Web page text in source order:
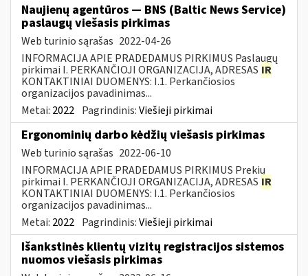
Naujienų agentūros — BNS (Baltic News Service)
paslaugų viešasis pirkimas
Web turinio sąrašas 2022-04-26
INFORMACIJA APIE PRADEDAMUS PIRKIMUS Paslaugų
pirkimai I. PERKANČIOJI ORGANIZACIJA, ADRESAS IR
KONTAKTINIAI DUOMENYS: I.1. Perkančiosios
organizacijos pavadinimas...
Metai: 2022 Pagrindinis:Viešieji pirkimai
Ergonominių darbo kėdžių viešasis pirkimas
Web turinio sąrašas 2022-06-10
INFORMACIJA APIE PRADEDAMUS PIRKIMUS Prekių
pirkimai I. PERKANČIOJI ORGANIZACIJA, ADRESAS IR
KONTAKTINIAI DUOMENYS: I.1. Perkančiosios
organizacijos pavadinimas...
Metai: 2022 Pagrindinis:Viešieji pirkimai
Išankstinės klientų vizitų registracijos sistemos
nuomos viešasis pirkimas